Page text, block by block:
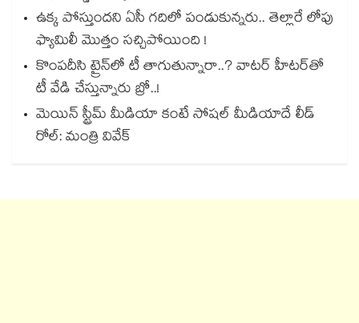
ఉక్క పోస్తుందని ఏసీ గదిలో పండుకున్నరు.. తెల్లారే లోపు
ఫ్యామిలీ మొత్తం సచ్చిపోయింది !
కొంపదీసి ట్రైన్⁬లో టీ తాగుతున్నారా..? వాటర్ హీటర్⁭⁭తో
టీ వేడి చేస్తున్నారు బ్రో..!
మెయిన్ స్ట్రీమ్ మీడియా కంటే సోషల్ మీడియాదే లీడ్
రోల్: మంత్రి వివేక్